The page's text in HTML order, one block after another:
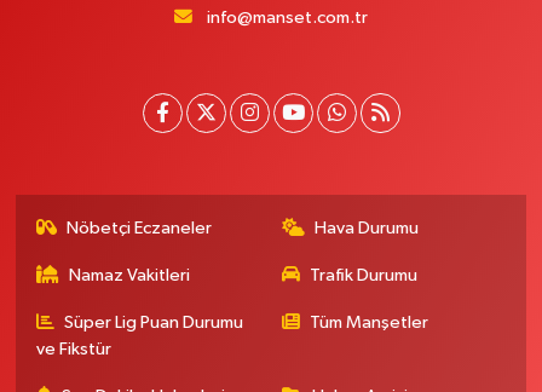
info@manset.com.tr
Nöbetçi Eczaneler Hava Durumu
Namaz Vakitleri Trafik Durumu
Süper Lig Puan Durumu
ve Fikstür
Tüm Manşetler